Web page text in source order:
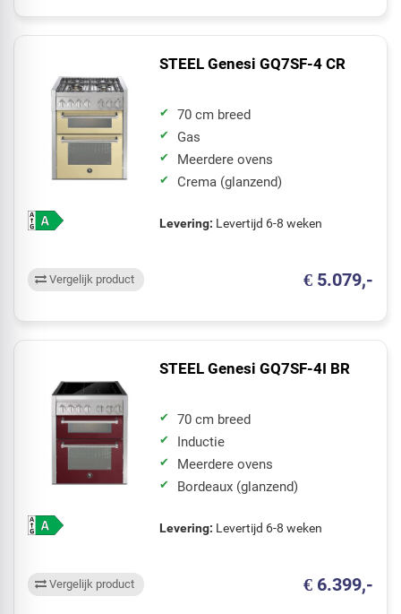
STEEL Genesi GQ7SF-4 CR
70 cm breed
Gas
Meerdere ovens
Crema (glanzend)
Levering: Levertijd 6-8 weken
€ 5.079,-
Vergelijk product
STEEL Genesi GQ7SF-4I BR
70 cm breed
Inductie
Meerdere ovens
Bordeaux (glanzend)
Levering: Levertijd 6-8 weken
€ 6.399,-
Vergelijk product